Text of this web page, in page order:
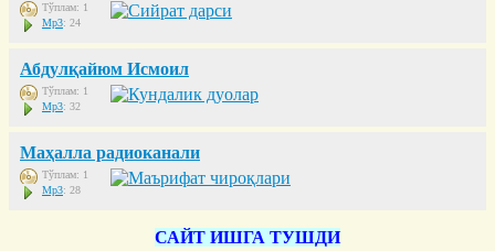
Тўплам: 1
Mp3: 24
Абдулқайюм Исмоил
Тўплам: 1
Mp3: 32
Маҳалла радиоканали
Тўплам: 1
Mp3: 28
САЙТ ИШГА ТУШДИ